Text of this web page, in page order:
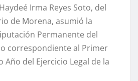
Irma Reyes Soto, del
de Morena, asumió la
Permanente del
correspondiente al Primer
Año del Ejercicio Legal de la